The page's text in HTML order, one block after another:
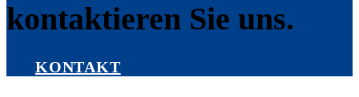
kontaktieren Sie uns.
KONTAKT